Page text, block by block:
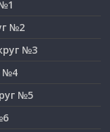
№2
№3
№4
№5